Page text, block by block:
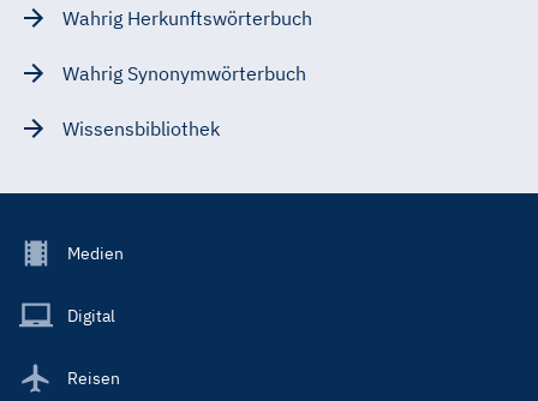
Wahrig Herkunftswörterbuch
Wahrig Synonymwörterbuch
Wissensbibliothek
Footer
Main
Medien
Digital
Reisen